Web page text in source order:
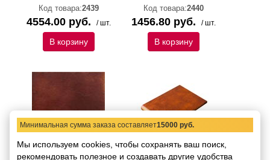
Код товара:2439
4554.00 руб. / шт.
В корзину
Код товара:2440
1456.80 руб. / шт.
В корзину
Плитка клинкерная Ступень фронтальная
Минимальная сумма заказа составляет15000 руб.
Мы используем cookies, чтобы сохранять ваш поиск,
рекомендовать полезное и создавать другие удобства